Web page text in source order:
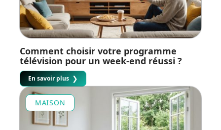
Comment choisir votre programme
télévision pour un week-end réussi ?
En savoir plus
MAISON